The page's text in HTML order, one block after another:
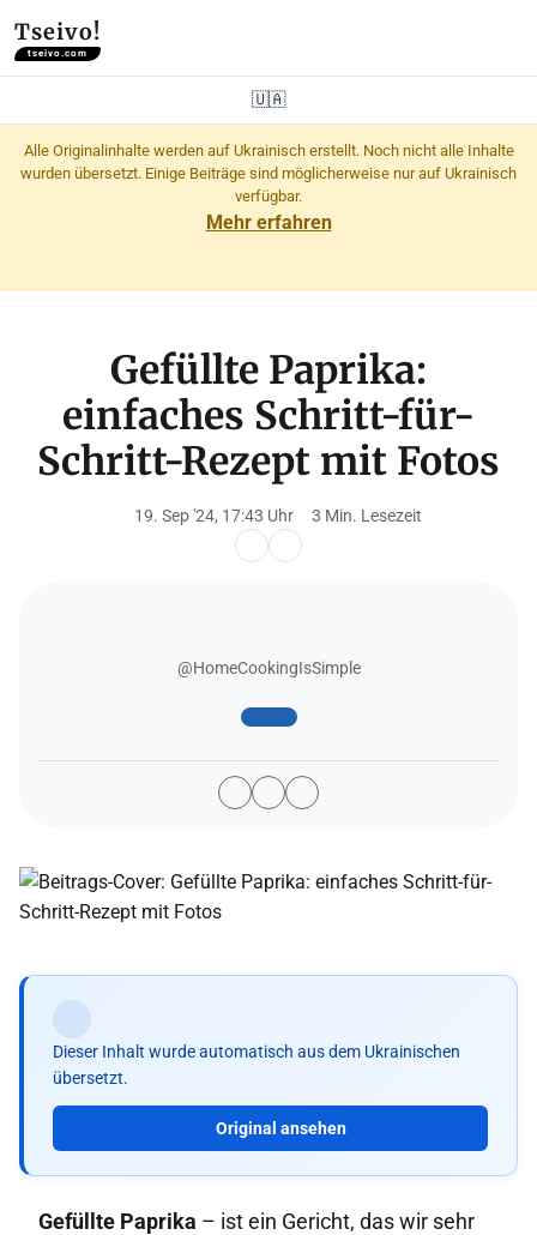
Tseivo!
tseivo.com
🇺🇦
Alle Originalinhalte werden auf Ukrainisch erstellt. Noch nicht alle Inhalte
wurden übersetzt. Einige Beiträge sind möglicherweise nur auf Ukrainisch
verfügbar.
Mehr erfahren
Gefüllte Paprika:
einfaches Schritt-für-
Schritt-Rezept mit Fotos
19. Sep '24, 17:43 Uhr 3 Min. Lesezeit
@HomeCookingIsSimple
Dieser Inhalt wurde automatisch aus dem Ukrainischen
übersetzt.
Original ansehen
Gefüllte Paprika – ist ein Gericht, das wir sehr